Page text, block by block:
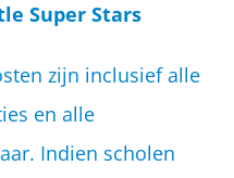
Super Stars
zijn inclusief alle
en alle
Indien scholen